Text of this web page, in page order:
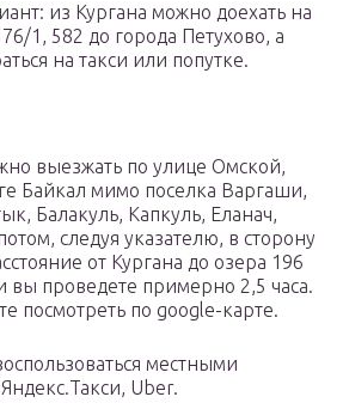
из Кургана можно доехать на
1, 582 до города Петухово, а
на такси или попутке.
выезжать по улице Омской,
Байкал мимо поселка Варгаши,
Балакуль, Капкуль, Еланач,
следуя указателю, в сторону
от Кургана до озера 196
вы проведете примерно 2,5 часа.
посмотреть по google-карте.
местными
Uber.